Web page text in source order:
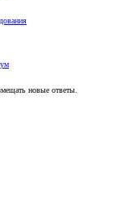
новые ответы.